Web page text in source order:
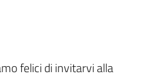
felici di invitarvi alla